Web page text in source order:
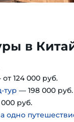
в
124 000 руб.
тур — 198 000 руб.
руб.
одно